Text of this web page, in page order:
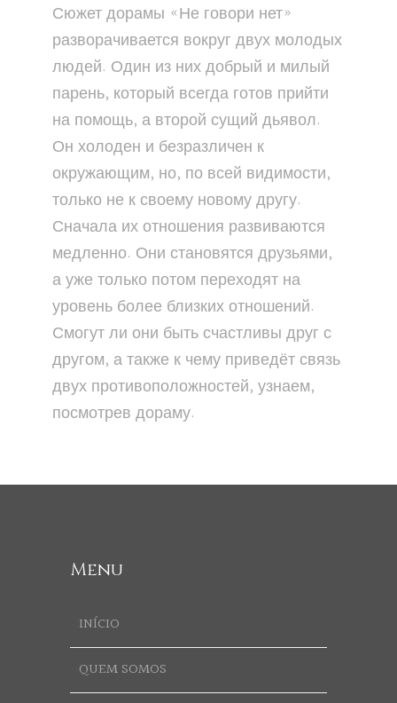
Сюжет дорамы «Не говори нет»
разворачивается вокруг двух молодых
людей. Один из них добрый и милый
парень, который всегда готов прийти
на помощь, а второй сущий дьявол.
Он холоден и безразличен к
окружающим, но, по всей видимости,
только не к своему новому другу.
Сначала их отношения развиваются
медленно. Они становятся друзьями,
а уже только потом переходят на
уровень более близких отношений.
Смогут ли они быть счастливы друг с
другом, а также к чему приведёт связь
двух противоположностей, узнаем,
посмотрев дораму.
Menu
INÍCIO
QUEM SOMOS